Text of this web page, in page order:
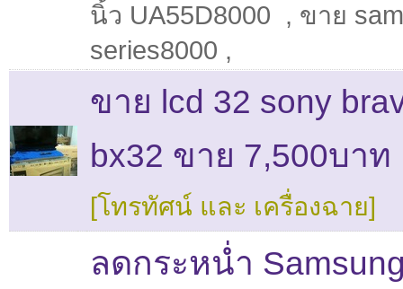
นิ้ว UA55D8000 , ขาย
series8000 ,
ขาย lcd 32 sony
bx32 ขาย 7,500บาท
[โทรทัศน์ และ เครื่องฉาย]
ลดกระหน่ำ